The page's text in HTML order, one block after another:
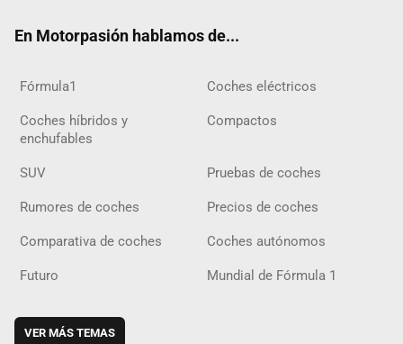
En Motorpasión hablamos de...
Fórmula1 Coches eléctricos
Coches híbridos y
enchufables
Compactos
SUV Pruebas de coches
Rumores de coches Precios de coches
Comparativa de coches Coches autónomos
Futuro Mundial de Fórmula 1
VER MÁS TEMAS